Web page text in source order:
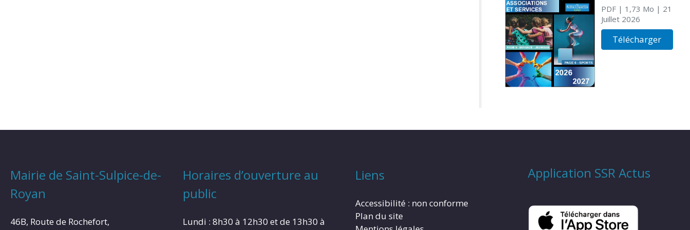
PDF| 1,73 Mo | 21
Juillet 2026
Télécharger
Mairie de Saint-Sulpice-de-
Royan
46B, Route de Rochefort,
Horaires d’ouverture au
public
Lundi : 8h30 à 12h30 et de 13h30 à
Liens
Accessibilité : non conforme
Plan du site
Application SSR Actus